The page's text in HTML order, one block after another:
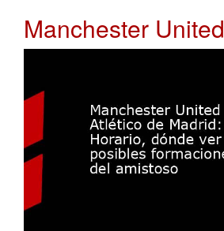
Manchester United